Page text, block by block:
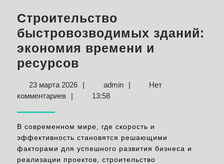
Строительство
быстровозводимых зданий:
экономия времени и
ресурсов
зданий:
времени
и
ресурсов
23 марта 202623
марта
| adminadmin
|
Нет
комментариев
| 13:58
В современном мире, где скорость и
эффективность становятся решающими
факторами для успешного развития бизнеса и
реализации проектов, строительство